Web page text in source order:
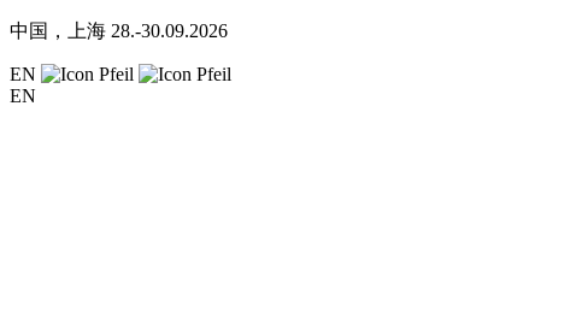
中国，上海 28.-30.09.2026
EN
EN